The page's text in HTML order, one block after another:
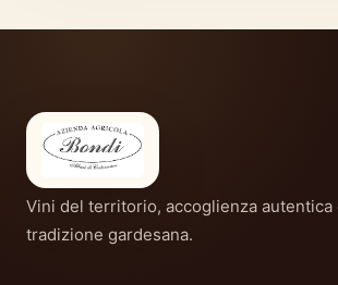
Vini del territorio, accoglienza autentica
tradizione gardesana.